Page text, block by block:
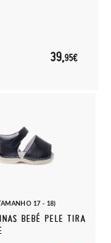
39,95€
17 - 18)
BEBÉ PELE TIRA